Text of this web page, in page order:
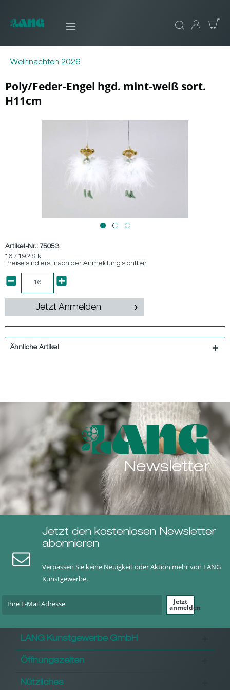
Weihnachten 2026
Poly/Feder-Engel hgd. mint-weiß sort.
H11cm
Artikel-Nr.: 75053
16 / 192 Stk
Preise sind erst nach der Anmeldung sichtbar.
Jetzt Anmelden
Ähnliche Artikel
Newsletter
Jetzt den kostenlosen Newsletter
abonnieren
Verpassen Sie keine Neuigkeit oder Aktion mehr von LANG
Kunstgewerbe.
Jetzt
anmelden
LANG Kunstgewerbe GmbH
Öffnungszeiten
Nützliches